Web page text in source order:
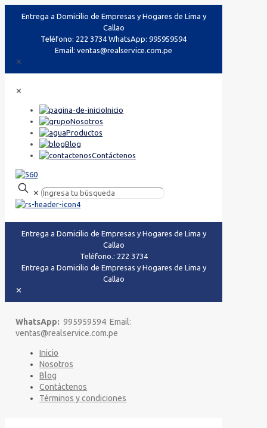
Entrega a Domicilio de Empresas y Hogares de Lima y
Callao
Teléfono: 222 3734 WhatsApp: 995959594
Email: ventas@realservice.com.pe
✕
✕
Inicio
Nosotros
Productos
Blog
Contáctenos
✕
Entrega a Domicilio de Empresas y Hogares de Lima y
Callao
Teléfono.: 222 3734
Entrega a Domicilio de Empresas y Hogares de Lima y
Callao
✕
WhatsApp: 995959594 Email:
ventas@realservice.com.pe
Inicio
Nosotros
Blog
Contáctenos
Términos y condiciones